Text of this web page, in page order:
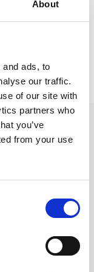
About
ads, to
our traffic.
of our site with
partners who
you’ve
from your use
(2026-08-10)
på